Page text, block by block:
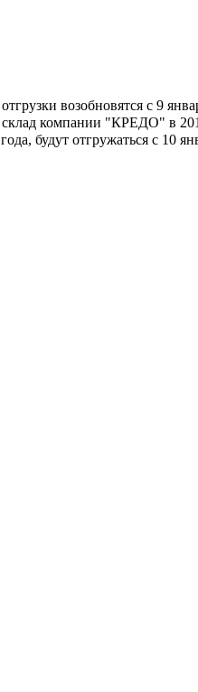
возобновятся с 9
компании "КРЕДО" в 2017
года, будут отгружаться с